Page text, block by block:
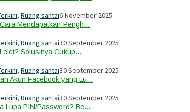
, Ruang santai6 November 2025
Mendapatkan Pengh…
, Ruang santai30 September 2025
Solusinya Cukup…
, Ruang santai30 September 2025
Akun Facebook yang Lu…
, Ruang santai30 September 2025
Lupa PIN/Password? Be…